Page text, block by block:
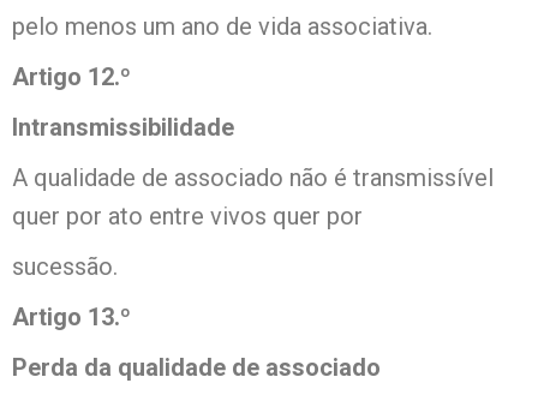
pelo menos um ano de vida associativa.
Artigo 12.º
Intransmissibilidade
A qualidade de associado não é transmissível
quer por ato entre vivos quer por
sucessão.
Artigo 13.º
Perda da qualidade de associado